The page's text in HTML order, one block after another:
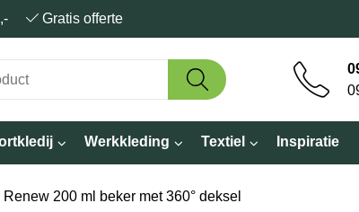
Gratis offerte
Werkkleding Textiel Inspiratie
200 ml beker met 360° deksel